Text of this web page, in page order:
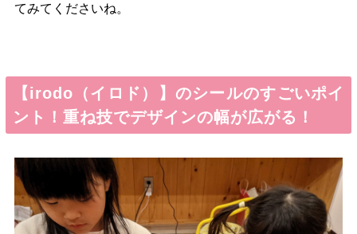
てみてくださいね。
【irodo（イロド）】のシールのすごいポイ
ント！重ね技でデザインの幅が広がる！